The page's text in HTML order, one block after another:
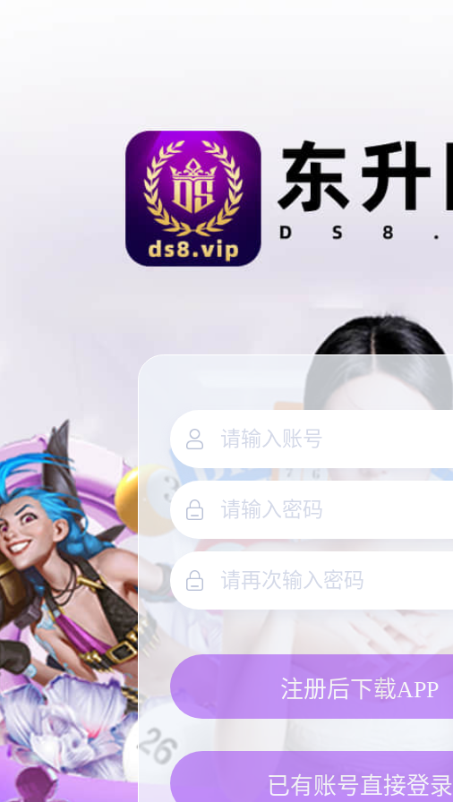
注册后下载APP
已有账号直接登录